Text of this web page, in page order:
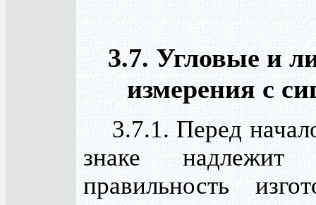
3.7. Угловые и
измерения с
3.7.1. Перед
знаке надлежит
правильность